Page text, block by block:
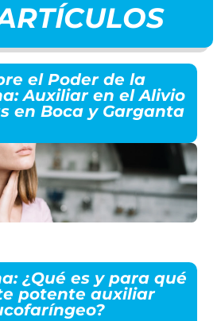
el Poder de la
Auxiliar en el Alivio
en Boca y Garganta
¿Qué es y para qué
potente auxiliar